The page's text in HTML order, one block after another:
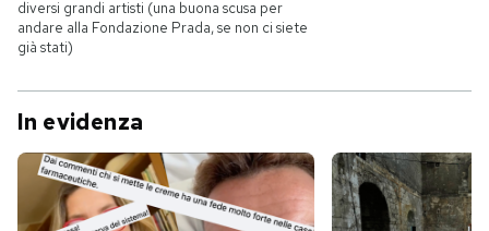
diversi grandi artisti (una buona scusa per
andare alla Fondazione Prada, se non ci siete
già stati)
In evidenza